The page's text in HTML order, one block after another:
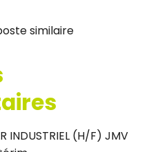
similaire
INDUSTRIEL (H/F) JMV